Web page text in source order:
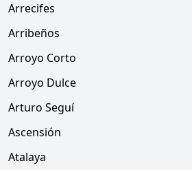
Arrecifes
Arribeños
Arroyo Corto
Arroyo Dulce
Arturo Seguí
Ascensión
Atalaya